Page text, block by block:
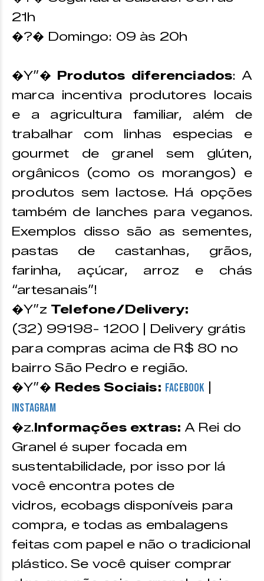
21h
�?� Domingo: 09 às 20h
�Y”� Produtos diferenciados: A
marca incentiva produtores locais
e a agricultura familiar, além de
trabalhar com linhas especias e
gourmet de granel sem glúten,
orgânicos (como os morangos) e
produtos sem lactose. Há opções
também de lanches para veganos.
Exemplos disso são as sementes,
pastas de castanhas, grãos,
farinha, açúcar, arroz e chás
“artesanais”!
�Y”z Telefone/Delivery:
(32) 99198- 1200 | Delivery grátis
para compras acima de R$ 80 no
bairro São Pedro e região.
�Y”� Redes Sociais: Facebook
Instagram
�z.Informações extras:A Rei do
Granel é super focada em
sustentabilidade, por isso por lá
você encontra potes de
vidros, ecobags disponíveis para
compra, e todas as embalagens
feitas com papel e não o tradicional
plástico. Se você quiser comprar